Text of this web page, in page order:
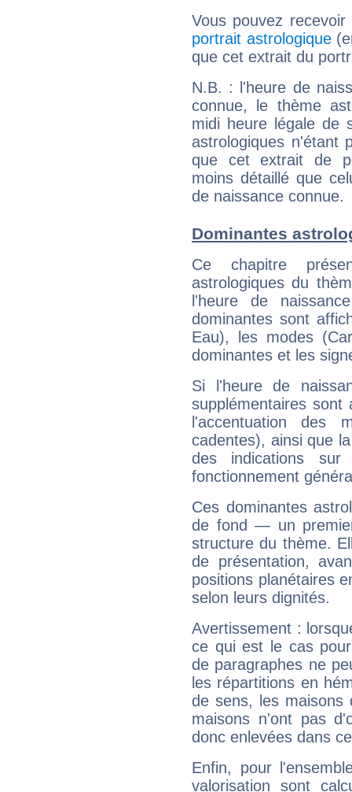
Vous pouvez
portrait astrologique
que cet extrait du
N.B. : l'heure de
connue, le thème
midi heure légale de
astrologiques n'étant
que cet extrait de
moins détaillé que
de naissance connue.
Dominantes
Ce chapitre
astrologiques du
l'heure de
dominantes sont
Eau), les modes
dominantes et les
Si l'heure de
supplémentaires sont
l'accentuation des
cadentes), ainsi que
des indications sur
fonctionnement
Ces dominantes
de fond — un
structure du thème.
de présentation,
positions planétaires
selon leurs dignités.
Avertissement :
ce qui est le cas
de paragraphes ne
les répartitions en
de sens, les maisons
maisons n'ont pas
donc enlevées dans
Enfin, pour
valorisation sont